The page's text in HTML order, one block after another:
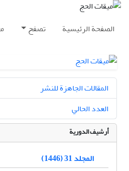
الصفحة الرئيسية تصفح
المقالات الجاهزة للنشر
العدد الحالي
أرشيف الدورية
المجلد 31 (1446)